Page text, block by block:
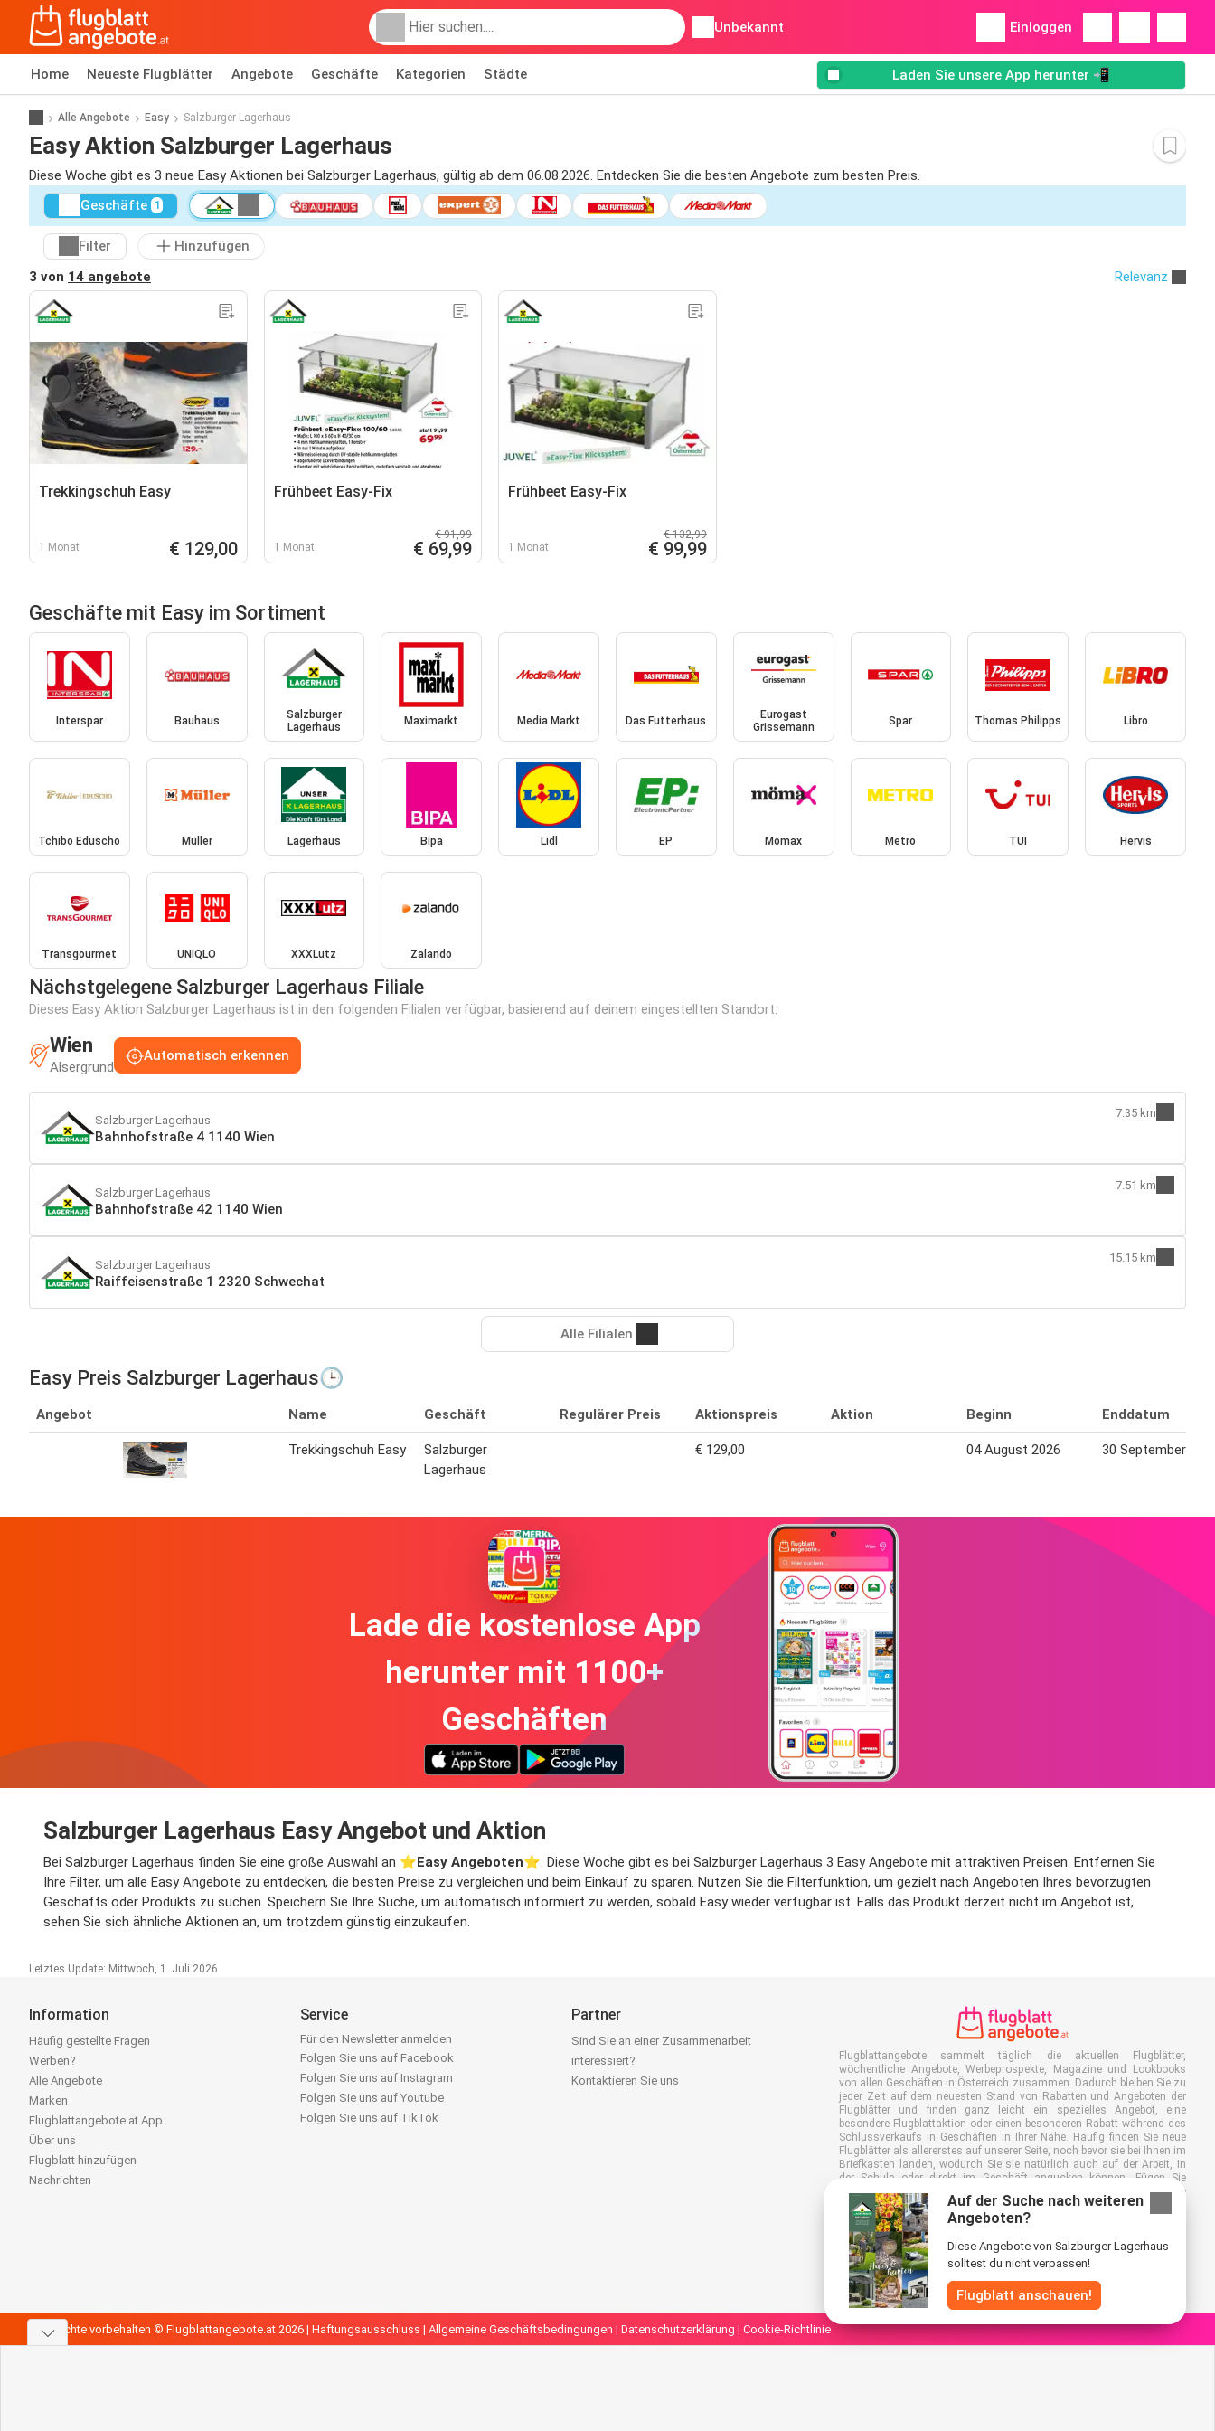
Unbekannt Einloggen
Home Neueste Flugblätter Angebote Geschäfte Kategorien Städte Laden Sie unsere App herunter 📲
Alle Angebote Easy Salzburger Lagerhaus
Easy Aktion Salzburger Lagerhaus
Diese Woche gibt es 3 neue Easy Aktionen bei Salzburger Lagerhaus, gültig ab dem 06.08.2026. Entdecken Sie die besten Angebote zum besten Preis.
Geschäfte 1
Filter
Hinzufügen
3 von 14 angebote Relevanz
Trekkingschuh Easy
1 Monat € 129,00
Frühbeet Easy-Fix
1 Monat
€ 91,99
€ 69,99
Frühbeet Easy-Fix
1 Monat
€ 132,99
€ 99,99
Geschäfte mit Easy im Sortiment
Interspar Bauhaus
Salzburger
Lagerhaus
Maximarkt Media Markt Das Futterhaus
Eurogast
Grissemann
Spar Thomas Philipps Libro
Tchibo Eduscho Müller Lagerhaus Bipa Lidl EP Mömax Metro TUI Hervis
Transgourmet UNIQLO XXXLutz Zalando
Nächstgelegene Salzburger Lagerhaus Filiale
Dieses Easy Aktion Salzburger Lagerhaus ist in den folgenden Filialen verfügbar, basierend auf deinem eingestellten Standort:
Wien
Alsergrund
Automatisch erkennen
Salzburger Lagerhaus
Bahnhofstraße 4 1140 Wien
7.35 km
Salzburger Lagerhaus
Bahnhofstraße 42 1140 Wien
7.51 km
Salzburger Lagerhaus
Raiffeisenstraße 1 2320 Schwechat
15.15 km
Alle Filialen
Easy Preis Salzburger Lagerhaus🕒
Angebot Name Geschäft Regulärer Preis Aktionspreis Aktion Beginn Enddatum
Trekkingschuh Easy
Salzburger
Lagerhaus
€ 129,00 04 August 2026 30 September
Lade die kostenlose App
herunter mit 1100+
Geschäften
Salzburger Lagerhaus Easy Angebot und Aktion
Bei Salzburger Lagerhaus finden Sie eine große Auswahl an ⭐️Easy Angeboten⭐️. Diese Woche gibt es bei Salzburger Lagerhaus 3 Easy Angebote mit attraktiven Preisen. Entfernen Sie
Ihre Filter, um alle Easy Angebote zu entdecken, die besten Preise zu vergleichen und beim Einkauf zu sparen. Nutzen Sie die Filterfunktion, um gezielt nach Angeboten Ihres bevorzugten
Geschäfts oder Produkts zu suchen. Speichern Sie Ihre Suche, um automatisch informiert zu werden, sobald Easy wieder verfügbar ist. Falls das Produkt derzeit nicht im Angebot ist,
sehen Sie sich ähnliche Aktionen an, um trotzdem günstig einzukaufen.
Letztes Update: Mittwoch, 1. Juli 2026
Auf der Suche nach weiteren
Angeboten?
Diese Angebote von Salzburger Lagerhaus
solltest du nicht verpassen!
Flugblatt anschauen!
Information
Häufig gestellte Fragen
Werben?
Alle Angebote
Marken
Flugblattangebote.at App
Über uns
Flugblatt hinzufügen
Nachrichten
Service
Für den Newsletter anmelden
Folgen Sie uns auf Facebook
Folgen Sie uns auf Instagram
Folgen Sie uns auf Youtube
Folgen Sie uns auf TikTok
Partner
Sind Sie an einer Zusammenarbeit
interessiert?
Kontaktieren Sie uns
Flugblattangebote sammelt täglich die aktuellen Flugblätter,
wöchentliche Angebote, Werbeprospekte, Magazine und Lookbooks
von allen Geschäften in Österreich zusammen. Dadurch bleiben Sie zu
jeder Zeit auf dem neuesten Stand von Rabatten und Angeboten der
Flugblätter und finden ganz leicht ein spezielles Angebot, eine
besondere Flugblattaktion oder einen besonderen Rabatt während des
Schlussverkaufs in Geschäften in Ihrer Nähe. Häufig finden Sie neue
Flugblätter als allererstes auf unserer Seite, noch bevor sie bei Ihnen im
Briefkasten landen, wodurch Sie sie natürlich auch auf der Arbeit, in
der Schule oder direkt im Geschäft angucken können. Fügen Sie
Flugblattangebote.at zu Ihren Favoriten hinzu, kleben Sie einen "Bitte
keine Werbung!"-Sticker auf Ihren Briefkasten und sparen Sie somit viel
Zeit und Geld. Außerdem tragen Sie damit auch aktiv zur Papiermüll-
Reduktion bei, was gut für unsere Umwelt ist.
Alle Rechte vorbehalten © Flugblattangebote.at 2026 | Haftungsausschluss | Allgemeine Geschäftsbedingungen | Datenschutzerklärung | Cookie-Richtlinie